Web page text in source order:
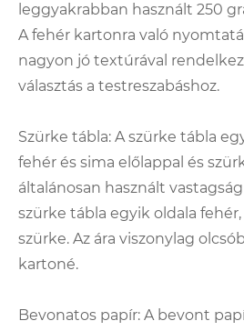
leggyakrabban használt 250
A fehér kartonra való
nagyon jó textúrával
választás a testreszabáshoz.
Szürke tábla: A szürke tábla
fehér és sima előlappal és
általánosan használt
szürke tábla egyik oldala
szürke. Az ára viszonylag
kartoné.
Bevonatos papír: A bevont